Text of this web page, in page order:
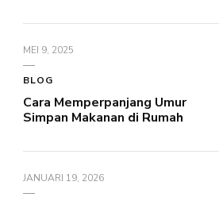
MEI 9, 2025
BLOG
Cara Memperpanjang Umur
Simpan Makanan di Rumah
JANUARI 19, 2026